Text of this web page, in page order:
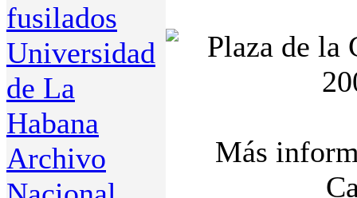
fusilados
Universidad
de La
Habana
Archivo
Más